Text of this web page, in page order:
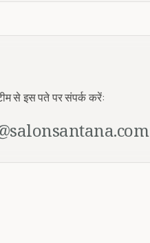
से इस पते पर संपर्क करें: